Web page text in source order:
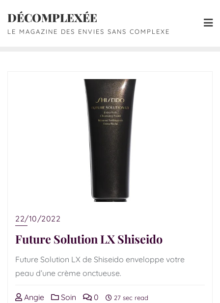
DÉCOMPLEXÉE
LE MAGAZINE DES ENVIES SANS COMPLEXE
22/10/2022
Future Solution LX Shiseido
Future Solution LX de Shiseido enveloppe votre
peau d’une crème onctueuse.
Angie Soin 0 27 sec read